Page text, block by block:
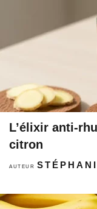
L’élixir anti-
citron
AUTEUR